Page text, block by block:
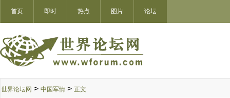
首页 即时 热点 图片 论坛
世界论坛网 > 中国军情 > 正文